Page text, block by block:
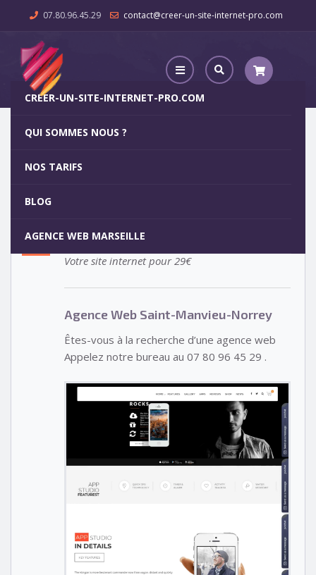
07.80.96.45.29 contact@creer-un-site-internet-pro.com
CREER-UN-SITE-INTERNET-PRO.COM
QUI SOMMES NOUS ?
NOS TARIFS
BLOG
AGENCE WEB MARSEILLE
Agence Web Saint-Manvieu-Norrey
5
Votre site internet pour 29€
Agence Web Saint-Manvieu-Norrey
Êtes-vous à la recherche d’une agence web
Appelez notre bureau au 07 80 96 45 29 .